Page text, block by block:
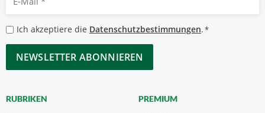
Mail
*
Datenschutzbestimmungen
*
Ich akzeptiere die Datenschutzbestimmungen.*
CAPTCHA
RUBRIKEN PREMIUM